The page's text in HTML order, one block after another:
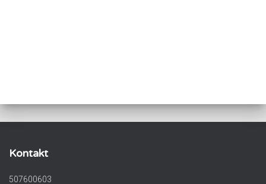
Kontakt
507600603